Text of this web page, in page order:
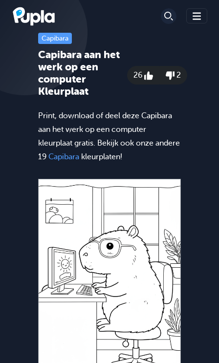
Capibara
Capibara aan het
werk op een
computer
Kleurplaat
26 2
Print, download of deel deze Capibara
aan het werk op een computer
kleurplaat gratis. Bekijk ook onze andere
19 Capibara kleurplaten!